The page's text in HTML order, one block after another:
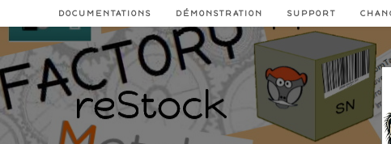
to
content
DOCUMENTATIONS DÉMONSTRATION SUPPORT